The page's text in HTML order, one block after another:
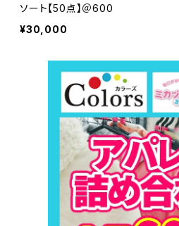
ソート【50点】＠600
¥30,000